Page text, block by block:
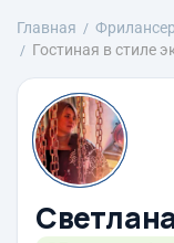
Главная
Гостиная в стиле